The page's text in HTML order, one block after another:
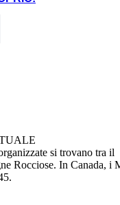
si trovano tra il
Rocciose. In Canada, i